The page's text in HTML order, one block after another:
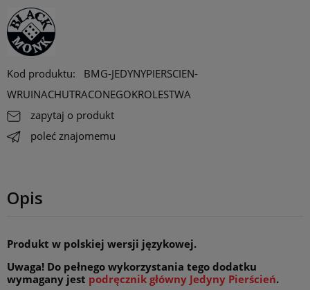
Kod produktu:
BMG-JEDYNYPIERSCIEN-
WRUINACHUTRACONEGOKROLESTWA
zapytaj o produkt
poleć znajomemu
Opis
Produkt w polskiej wersji językowej.
Uwaga! Do pełnego wykorzystania tego dodatku
wymagany jest podręcznik główny Jedyny Pierścień.